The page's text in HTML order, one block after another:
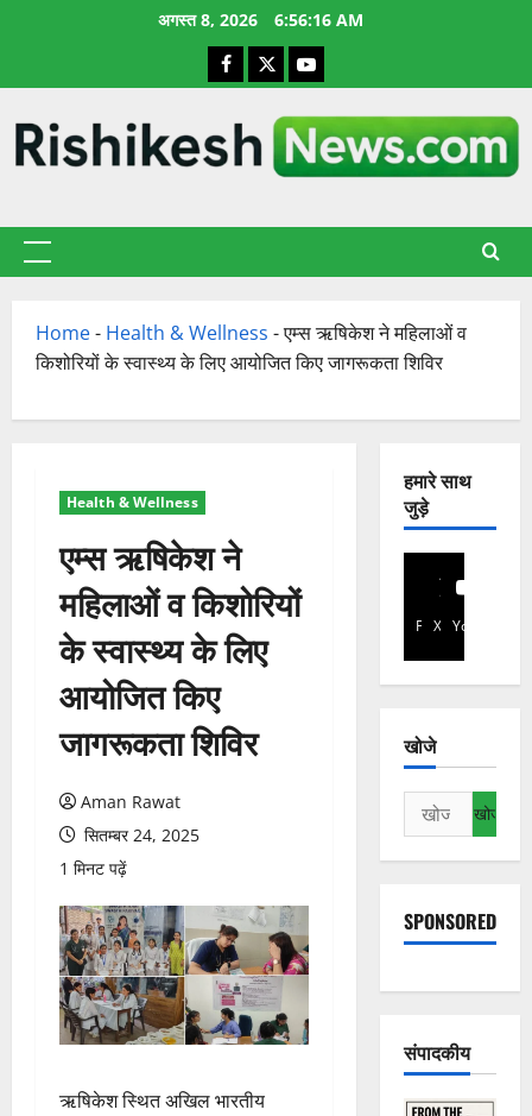
अगस्त 8, 2026 6:56:17 AM
Facebook
X YouTube
प्राथमिक
Home- Health & Wellness -एम्स ऋषिकेश ने महिलाओं व
किशोरियों के स्वास्थ्य के लिए आयोजित किए जागरूकता शिविर
Health & Wellness
एम्स ऋषिकेश ने
महिलाओं व किशोरियों
के स्वास्थ्य के लिए
आयोजित किए
जागरूकता शिविर
Aman Rawat
सितम्बर 24, 2025
1 मिनट पढ़ें
ऋषिकेश स्थित अखिल भारतीय
हमारे साथ
जुड़े
Facebook
X YouTube
खोजे
निम्न
को
खोजें:
SPONSORED
संपादकीय